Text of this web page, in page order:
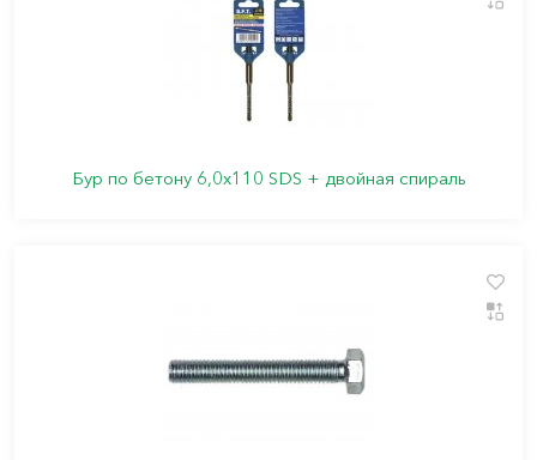
Бур по бетону 6,0х110 SDS + двойная спираль